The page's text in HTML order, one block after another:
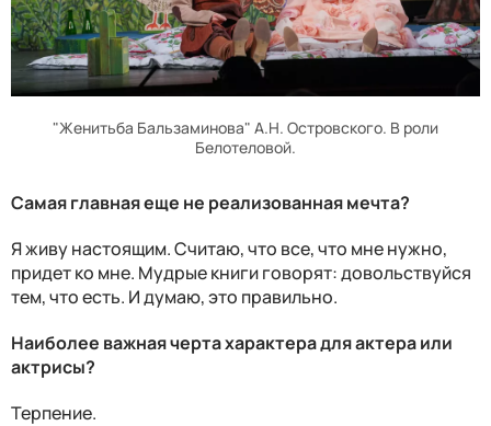
"Женитьба Бальзаминова" А.Н. Островского. В роли
Белотеловой.
Самая главная еще не реализованная мечта?
Я живу настоящим. Считаю, что все, что мне нужно,
придет ко мне. Мудрые книги говорят: довольствуйся
тем, что есть. И думаю, это правильно.
Наиболее важная черта характера для актера или
актрисы?
Терпение.